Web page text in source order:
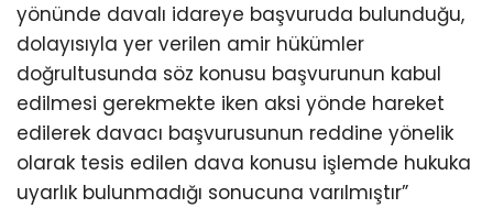
yönünde davalı idareye başvuruda bulunduğu,
dolayısıyla yer verilen amir hükümler
doğrultusunda söz konusu başvurunun kabul
edilmesi gerekmekte iken aksi yönde hareket
edilerek davacı başvurusunun reddine yönelik
olarak tesis edilen dava konusu işlemde hukuka
uyarlık bulunmadığı sonucuna varılmıştır”